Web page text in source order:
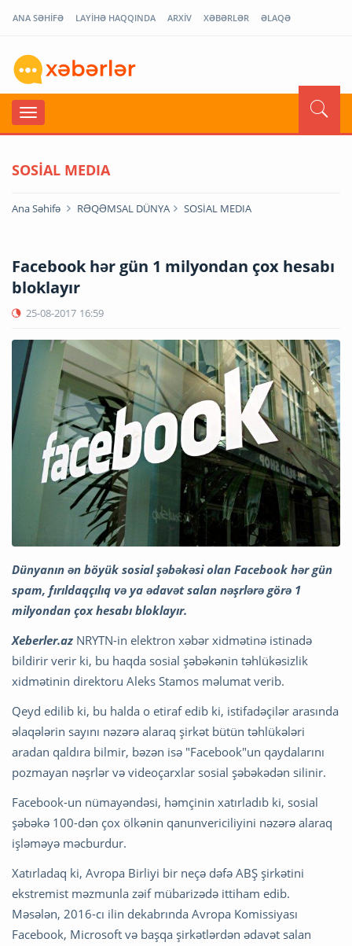
ANA SƏHİFƏ LAYİHƏ HAQQINDA ARXİV XƏBƏRLƏR ƏLAQƏ
SOSİAL MEDIA
Ana Səhifə RƏQƏMSAL DÜNYA SOSİAL MEDIA
Facebook hər gün 1 milyondan çox hesabı
bloklayır
25-08-2017 16:59
Dünyanın ən böyük sosial şəbəkəsi olan Facebook hər gün
spam, fırıldaqçılıq və ya ədavət salan nəşrlərə görə 1
milyondan çox hesabı bloklayır.
Xeberler.az NRYTN-in elektron xəbər xidmətinə istinadə
bildirir verir ki, bu haqda sosial şəbəkənin təhlükəsizlik
xidmətinin direktoru Aleks Stamos məlumat verib.
Qeyd edilib ki, bu halda o etiraf edib ki, istifadəçilər arasında
əlaqələrin sayını nəzərə alaraq şirkət bütün təhlükələri
aradan qaldıra bilmir, bəzən isə "Facebook"un qaydalarını
pozmayan nəşrlər və videoçarxlar sosial şəbəkədən silinir.
Facebook-un nümayəndəsi, həmçinin xatırladıb ki, sosial
şəbəkə 100-dən çox ölkənin qanunvericiliyini nəzərə alaraq
işləməyə məcburdur.
Xatırladaq ki, Avropa Birliyi bir neçə dəfə ABŞ şirkətini
ekstremist məzmunla zəif mübarizədə ittiham edib.
Məsələn, 2016-cı ilin dekabrında Avropa Komissiyası
Facebook, Microsoft və başqa şirkətlərdən ədavət salan